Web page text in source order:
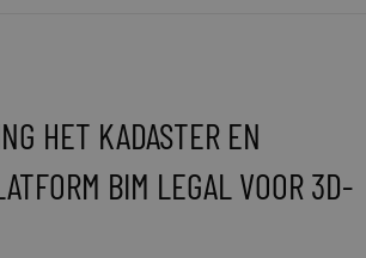
HET KADASTER EN
BIM LEGAL VOOR 3D-